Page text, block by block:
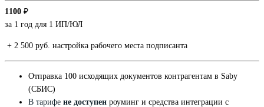
1100 ₽
за 1 год для 1 ИП/ЮЛ
+ 2 500 руб. настройка рабочего места подписанта
Отправка 100 исходящих документов контрагентам в Saby
(СБИС)
В тарифе не доступен роуминг и средства интеграции с